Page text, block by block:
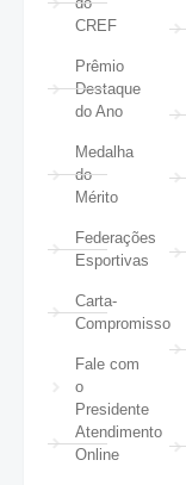
CREF
Prêmio
Destaque
do Ano
Medalha
do
Mérito
Federações
Esportivas
Carta-
Compromisso
Fale com
o
Presidente
Atendimento
Online